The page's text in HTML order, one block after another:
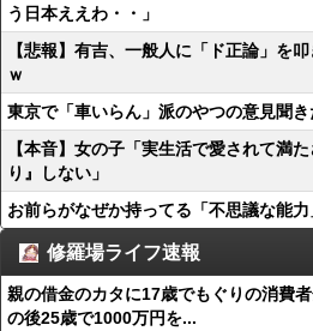
う日本ええわ・・」
【悲報】有吉、一般人に「ド正論」を
ｗ
東京で「車いらん」派のやつの意見聞き
【本音】女の子「実生活で愛されて満
り』しない」
お前らがなぜか持ってる「不思議な能
修羅場ライフ速報
親の借金のカタに17歳でもぐりの消費
の後25歳で1000万円を...